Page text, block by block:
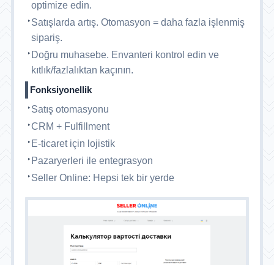
optimize edin.
Satışlarda artış. Otomasyon = daha fazla işlenmiş
sipariş.
Doğru muhasebe. Envanteri kontrol edin ve
kıtlık/fazlalıktan kaçının.
Fonksiyonellik
Satış otomasyonu
CRM + Fulfillment
E-ticaret için lojistik
Pazaryerleri ile entegrasyon
Seller Online: Hepsi tek bir yerde